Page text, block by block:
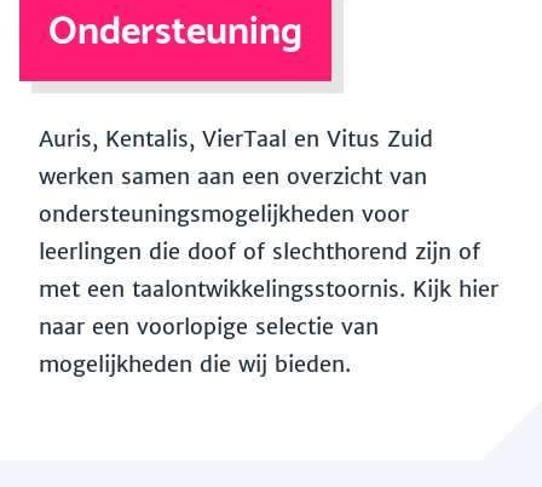
Ondersteuning
Auris, Kentalis, VierTaal en Vitus Zuid
werken samen aan een overzicht van
ondersteuningsmogelijkheden voor
leerlingen die doof of slechthorend zijn of
met een taalontwikkelingsstoornis. Kijk hier
naar een voorlopige selectie van
mogelijkheden die wij bieden.